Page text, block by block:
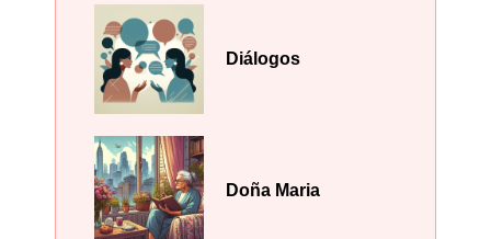
Diálogos
Doña Maria